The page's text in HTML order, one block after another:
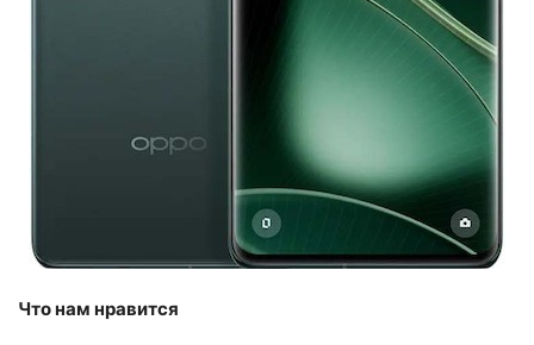
Что нам нравится